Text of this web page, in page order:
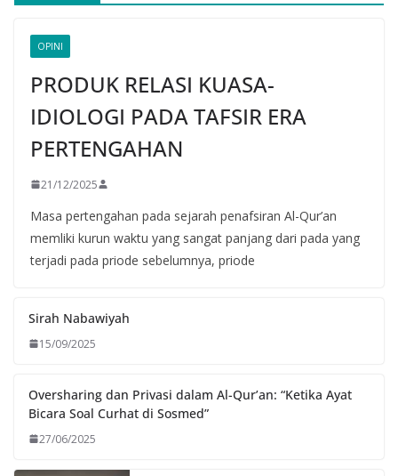
OPINI
PRODUK RELASI KUASA-
IDIOLOGI PADA TAFSIR ERA
PERTENGAHAN
21/12/2025
Masa pertengahan pada sejarah penafsiran Al-Qur’an
memliki kurun waktu yang sangat panjang dari pada yang
terjadi pada priode sebelumnya, priode
Sirah Nabawiyah
15/09/2025
Oversharing dan Privasi dalam Al-Qur’an: “Ketika Ayat
Bicara Soal Curhat di Sosmed”
27/06/2025